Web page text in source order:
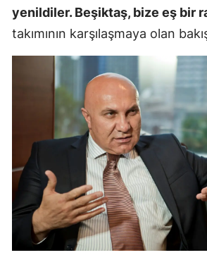
yenildiler. Beşiktaş, bize eş bir
takımının karşılaşmaya olan